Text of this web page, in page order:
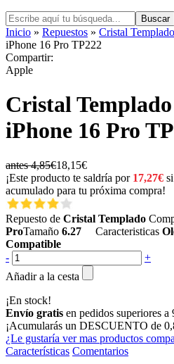
Buscar
Inicio » Repuestos » Cristal Templado
iPhone 16 Pro TP222
Compartir:
Apple
Cristal
iPhone 16 Pro
antes 4,85€18,15€
¡Este producto te saldría por 17,27€
acumulado para tu próxima compra!
Repuesto de Cristal Templado
ProTamaño 6.27 Caracteristicas
Compatible
-
+
Añadir a la cesta
¡En stock!
Envío gratis en pedidos superiores
¡Acumularás un DESCUENTO de
¿Le gustaría ver mas productos
Características Comentarios